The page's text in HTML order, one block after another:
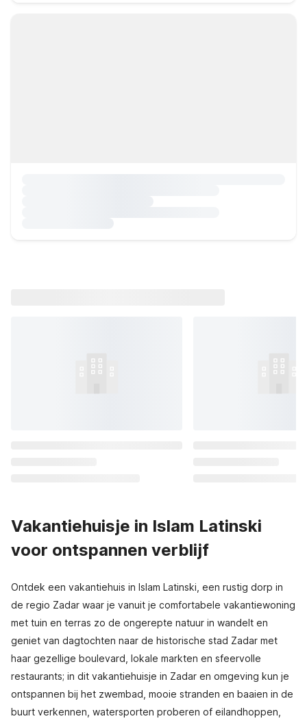
Vakantiehuisje in Islam Latinski
voor ontspannen verblijf
Ontdek een vakantiehuis in Islam Latinski, een rustig dorp in
de regio Zadar waar je vanuit je comfortabele vakantiewoning
met tuin en terras zo de ongerepte natuur in wandelt en
geniet van dagtochten naar de historische stad Zadar met
haar gezellige boulevard, lokale markten en sfeervolle
restaurants; in dit vakantiehuisje in Zadar en omgeving kun je
ontspannen bij het zwembad, mooie stranden en baaien in de
buurt verkennen, watersporten proberen of eilandhoppen,